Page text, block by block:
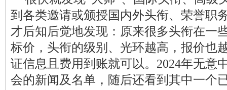
到各类邀请或颁授国内外头衔、荣誉职
才后知后觉地发现：原来很多头衔在一
标价，头衔的级别、光环越高，报价也
证信息且费用到账就可以。2024年无意
会的新闻及名单，随后还看到其中一个